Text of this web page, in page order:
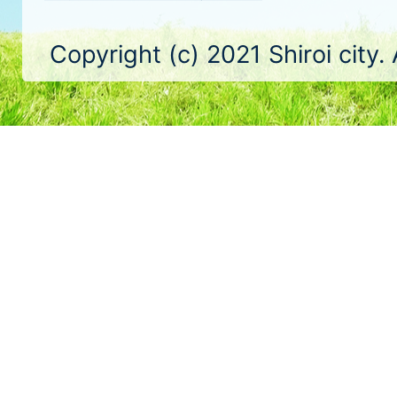
Copyright (c) 2021 Shiroi city.